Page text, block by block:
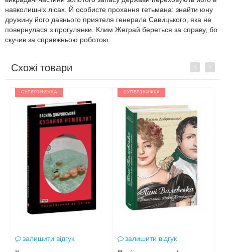
навколишніх лісах. Й особисте прохання гетьмана: знайти юну
дружину його давнього приятеля генерала Савицького, яка не
повернулася з прогулянки. Клим Жеграй береться за справу, бо
скучив за справжньою роботою.
Схожі товари Previous
СУПЕРЗНИЖКА
залишити відгук
СУПЕРЗНИЖКА
залишити відгук
Next